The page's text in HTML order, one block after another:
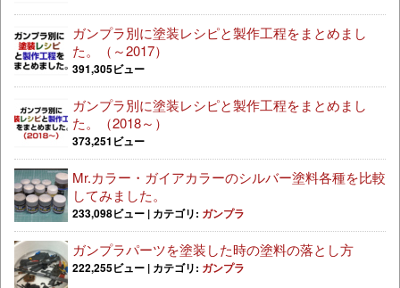
ガンプラ別に塗装レシピと製作工程をまとめまし
た。（～2017）
391,305ビュー
ガンプラ別に塗装レシピと製作工程をまとめまし
た。（2018～）
373,251ビュー
Mr.カラー・ガイアカラーのシルバー塗料各種を比較
してみました。
233,098ビュー | カテゴリ: ガンプラ
ガンプラパーツを塗装した時の塗料の落とし方
222,255ビュー | カテゴリ: ガンプラ